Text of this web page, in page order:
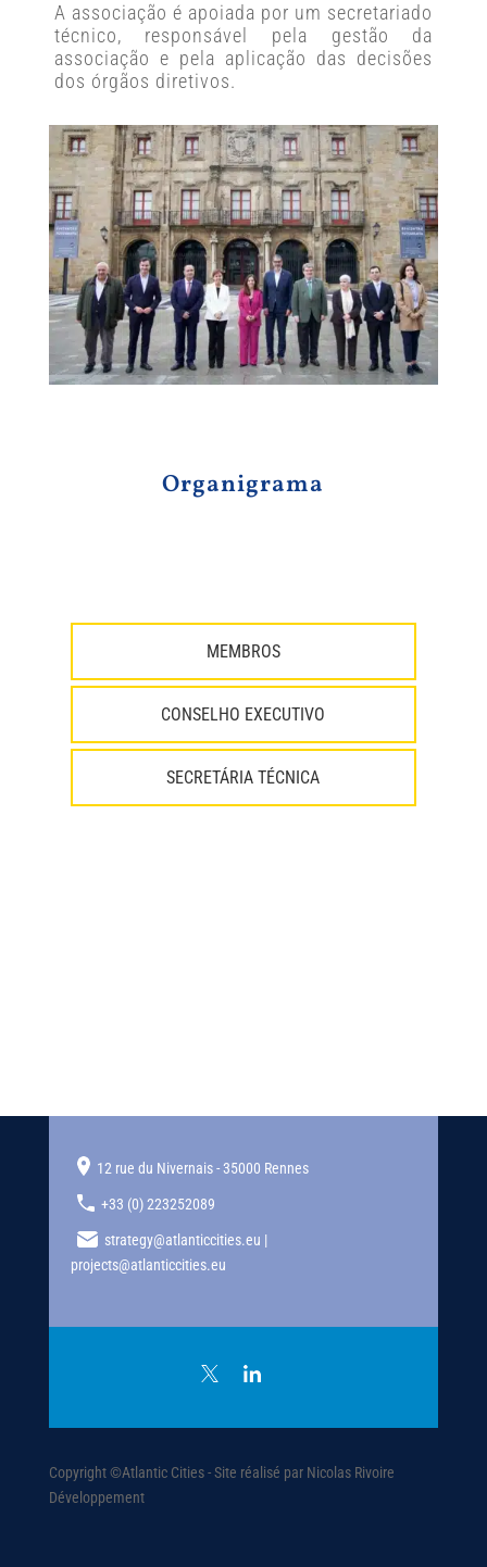
A associação é apoiada por um secretariado
técnico, responsável pela gestão da
associação e pela aplicação das decisões
dos órgãos diretivos.
Organigrama
MEMBROS
CONSELHO EXECUTIVO
SECRETÁRIA TÉCNICA
12 rue du Nivernais - 35000 Rennes
+33 (0) 223252089
strategy@atlanticcities.eu |
projects@atlanticcities.eu
Copyright ©Atlantic Cities - Site réalisé par Nicolas Rivoire
Développement